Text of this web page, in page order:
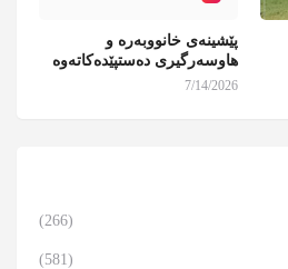
پێشینەی خانووبەرە و
هاوسەرگیری دەستپێدەکاتەوە
7/14/2026
(266)
(581)